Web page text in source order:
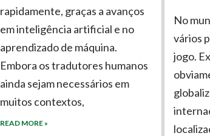
rapidamente, graças a avanços
em inteligência artificial e no
aprendizado de máquina.
Embora os tradutores humanos
ainda sejam necessários em
muitos contextos,
READ MORE »
No
vários
jogo.